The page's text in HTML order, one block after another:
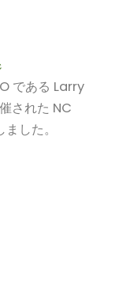
である Larry
された NC
した。